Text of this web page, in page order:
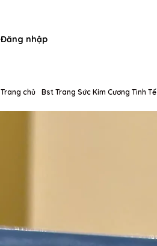
Trang chủ Bst Trang Sức Kim Cương Tinh Tế
Đăng nhập